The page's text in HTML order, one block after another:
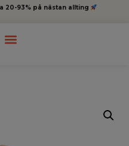
20-93% på nästan allting